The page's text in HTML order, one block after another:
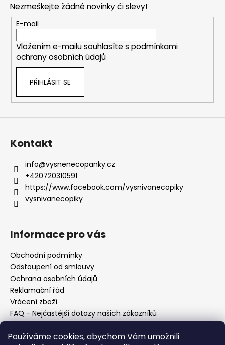
Používáme cookies, abychom Vám umožnili
Nezmeškejte žádné novinky či slevy!
E-mail
Vložením e-mailu souhlasíte s podmínkami
ochrany osobních údajů
PŘIHLÁSIT SE
Kontakt
info@vysnenecopanky.cz
+420720310591
https://www.facebook.com/vysnivanecopiky
vysnivanecopiky
Informace pro vás
Obchodní podmínky
Odstoupení od smlouvy
Ochrana osobních údajů
Reklamační řád
Vrácení zboží
FAQ - Nejčastější dotazy našich zákazníků
Mapa braiderek
Kurz zapletání vlasů